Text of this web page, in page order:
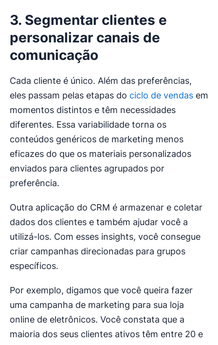
3. Segmentar clientes e
personalizar canais de
comunicação
Cada cliente é único. Além das preferências,
eles passam pelas etapas do ciclo de vendas em
momentos distintos e têm necessidades
diferentes. Essa variabilidade torna os
conteúdos genéricos de marketing menos
eficazes do que os materiais personalizados
enviados para clientes agrupados por
preferência.
Outra aplicação do CRM é armazenar e coletar
dados dos clientes e também ajudar você a
utilizá-los. Com esses insights, você consegue
criar campanhas direcionadas para grupos
específicos.
Por exemplo, digamos que você queira fazer
uma campanha de marketing para sua loja
online de eletrônicos. Você constata que a
maioria dos seus clientes ativos têm entre 20 e